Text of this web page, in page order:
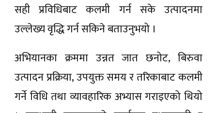
सही प्रविधिबाट कलमी गर्न सके उत्पादनमा
उल्लेख्य वृद्धि गर्न सकिने बताउनुभयो ।
अभियानका क्रममा उन्नत जात छनोट, बिरुवा
उत्पादन प्रक्रिया, उपयुक्त समय र तरिकाबाट कलमी
गर्ने विधि तथा व्यावहारिक अभ्यास गराइएको थियो